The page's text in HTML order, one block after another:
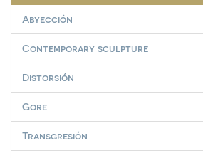
Abyección
Contemporary sculpture
Distorsión
Gore
Transgresión